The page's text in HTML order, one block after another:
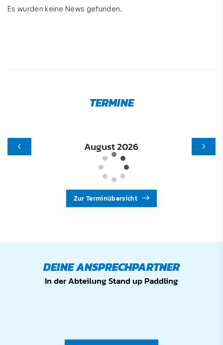
Es wurden keine News gefunden.
TERMINE
August 2026
Zur Terminübersicht
DEINE ANSPRECHPARTNER
In der Abteilung Stand up Paddling